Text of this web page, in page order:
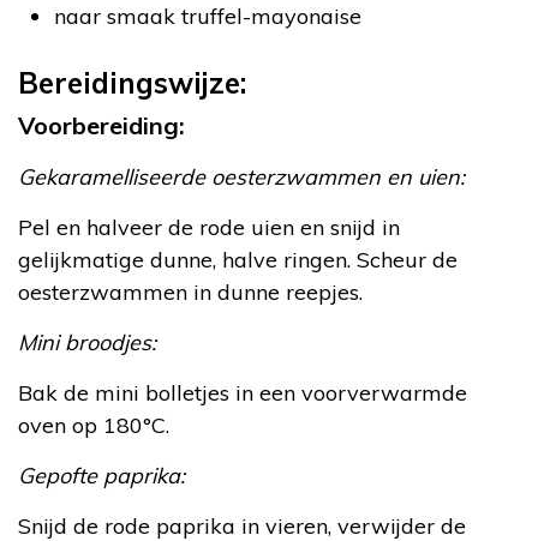
naar smaak truffel-mayonaise
Bereidingswijze:
Voorbereiding:
Gekaramelliseerde oesterzwammen en uien:
Pel en halveer de rode uien en snijd in
gelijkmatige dunne, halve ringen. Scheur de
oesterzwammen in dunne reepjes.
Mini broodjes:
Bak de mini bolletjes in een voorverwarmde
oven op 180°C.
Gepofte paprika:
Snijd de rode paprika in vieren, verwijder de